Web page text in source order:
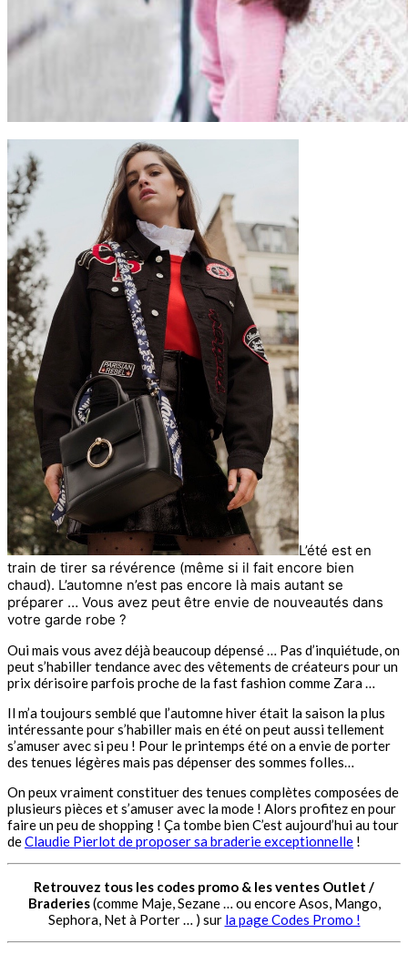
L’été est en
train de tirer sa révérence (même si il fait encore bien
chaud). L’automne n’est pas encore là mais autant se
préparer … Vous avez peut être envie de nouveautés dans
votre garde robe ?
Oui mais vous avez déjà beaucoup dépensé … Pas d’inquiétude, on
peut s’habiller tendance avec des vêtements de créateurs pour un
prix dérisoire parfois proche de la fast fashion comme Zara …
Il m’a toujours semblé que l’automne hiver était la saison la plus
intéressante pour s’habiller mais en été on peut aussi tellement
s’amuser avec si peu ! Pour le printemps été on a envie de porter
des tenues légères mais pas dépenser des sommes folles…
On peux vraiment constituer des tenues complètes composées de
plusieurs pièces et s’amuser avec la mode ! Alors profitez en pour
faire un peu de shopping ! Ça tombe bien C’est aujourd’hui au tour
deClaudie Pierlot de proposer sa braderie exceptionnelle !
Retrouvez tous les codes promo & les ventes Outlet /
Braderies(comme Maje, Sezane … ou encore Asos, Mango,
Sephora, Net à Porter … ) sur la page Codes Promo !